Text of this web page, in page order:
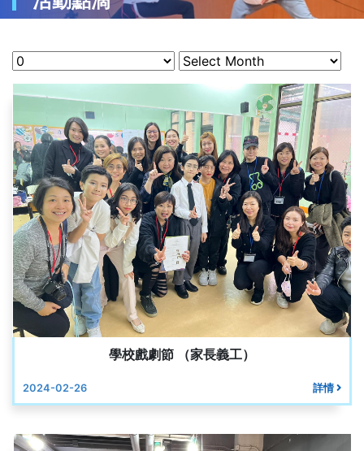
學校戲劇節 （家長義工）
2024-02-26 詳情